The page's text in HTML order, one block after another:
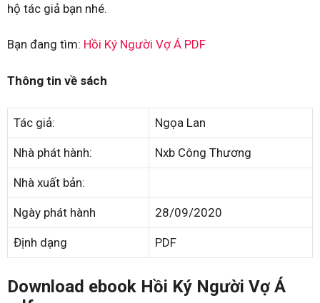
hộ tác giả bạn nhé.
Bạn đang tìm: Hồi Ký Người Vợ Á PDF
Thông tin về sách
Tác giả: Ngọa Lan
Nhà phát hành: Nxb Công Thương
Nhà xuất bản:
Ngày phát hành 28/09/2020
Định dạng PDF
Download ebook Hồi Ký Người Vợ Á